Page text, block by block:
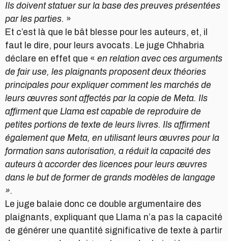
Ils doivent statuer sur la base des preuves présentées
par les parties. »
Et c’est là que le bât blesse pour les auteurs, et, il
faut le dire, pour leurs avocats. Le juge Chhabria
déclare en effet que « en relation avec ces arguments
de fair use, les plaignants proposent deux théories
principales pour expliquer comment les marchés de
leurs œuvres sont affectés par la copie de Meta. Ils
affirment que Llama est capable de reproduire de
petites portions de texte de leurs livres. Ils affirment
également que Meta, en utilisant leurs œuvres pour la
formation sans autorisation, a réduit la capacité des
auteurs à accorder des licences pour leurs œuvres
dans le but de former de grands modèles de langage
».
Le juge balaie donc ce double argumentaire des
plaignants, expliquant que Llama n’a pas la capacité
de générer une quantité significative de texte à partir